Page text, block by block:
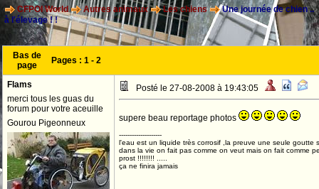
CFPOI World Autres animaux Les chiens
Une journée de chien ..
à l'élevage ! !
Bas de
page
Pages : 1 - 2
Flams
merci tous les guas du
forum pour votre aceuille
Gourou Pigeonneux
Posté le 27-08-2008 à 19:43:05
supere beau reportage photos
--------------------
l'eau est un liquide très corrosif ,la preuve une seule goutte
dans la vie on fait pas comme on veut mais on fait comme
prost !!!!!!!! .....
ça ne finira jamais